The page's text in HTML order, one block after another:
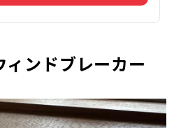
ンドブレーカー